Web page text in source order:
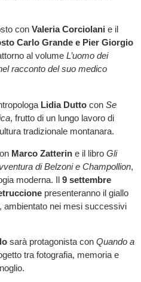
con Valeria Corciolani e il
Carlo Grande e Pier Giorgio
al volume L’uomo dei
racconto del suo medico
Lidia Dutto con Se
, frutto di un lungo lavoro di
tradizionale montanara.
Marco Zatterine il libro Gli
di Belzoni e Champollion,
moderna. Il 9 settembre
presenteranno il giallo
ambientato nei mesi successivi
sarà protagonista con Quando a
tra fotografia, memoria e